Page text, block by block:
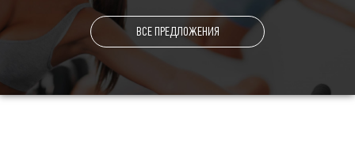
ВСЕ ПРЕДЛОЖЕНИЯ